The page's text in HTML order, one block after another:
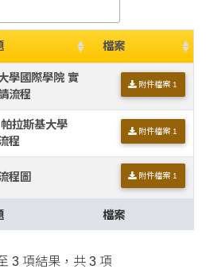
檔案
學國際學院 實
流程
附件檔案 1
拉斯基大學
程
附件檔案 1
程圖 附件檔案 1
檔案
3 項結果，共 3 項